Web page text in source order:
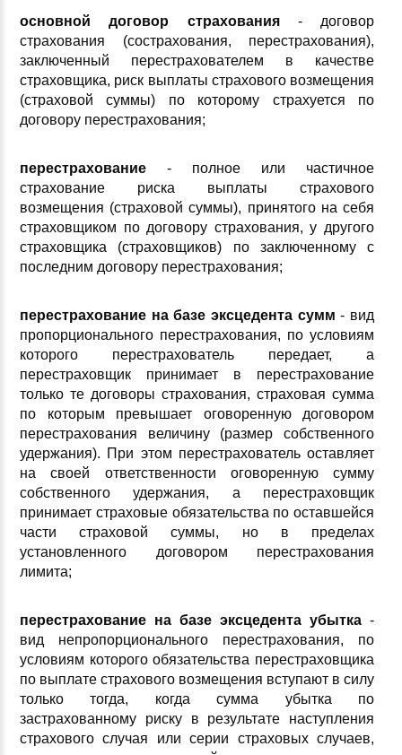
основной договор страхования- договор
страхования (сострахования, перестрахования),
заключенный перестрахователем в качестве
страховщика, риск выплаты страхового возмещения
(страховой суммы) по которому страхуется по
договору перестрахования;
перестрахование - полное или частичное
страхование риска выплаты страхового
возмещения (страховой суммы), принятого на себя
страховщиком по договору страхования, у другого
страховщика (страховщиков) по заключенному с
последним договору перестрахования;
перестрахование на базе эксцедента сумм - вид
пропорционального перестрахования, по условиям
которого перестрахователь передает, а
перестраховщик принимает в перестрахование
только те договоры страхования, страховая сумма
по которым превышает оговоренную договором
перестрахования величину (размер собственного
удержания). При этом перестрахователь оставляет
на своей ответственности оговоренную сумму
собственного удержания, а перестраховщик
принимает страховые обязательства по оставшейся
части страховой суммы, но в пределах
установленного договором перестрахования
лимита;
перестрахование на базе эксцедента убытка -
вид непропорционального перестрахования, по
условиям которого обязательства перестраховщика
по выплате страхового возмещения вступают в силу
только тогда, когда сумма убытка по
застрахованному риску в результате наступления
страхового случая или серии страховых случаев,